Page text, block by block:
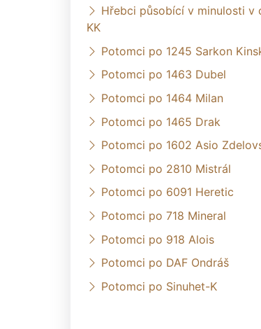
Hřebci působící v minulosti v
KK
Potomci po 1245 Sarkon
Potomci po 1463 Dubel
Potomci po 1464 Milan
Potomci po 1465 Drak
Potomci po 1602 Asio
Potomci po 2810 Mistrál
Potomci po 6091 Heretic
Potomci po 718 Mineral
Potomci po 918 Alois
Potomci po DAF Ondráš
Potomci po Sinuhet-K